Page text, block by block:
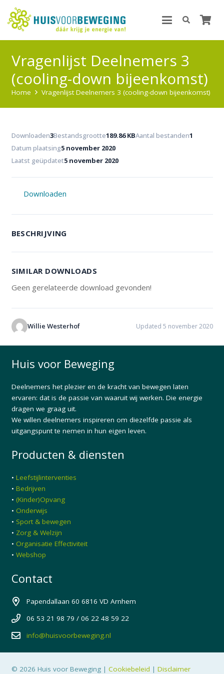
Vragenlijst Deelnemers 3
(cooling-down bijeenkomst)
Home Vragenlijst Deelnemers 3 (cooling-down bijeenkomst)
Downloaden3Bestandsgrootte189.86 KBAantal bestanden1
Datum plaatsing5 november 2020
Laatst geüpdatet5 november 2020
Downloaden
BESCHRIJVING
SIMILAR DOWNLOADS
Geen gerelateerde download gevonden!
Willie Westerhof Updated 5 november 2020
Huis voor Beweging
Deelnemers het plezier en de kracht van bewegen laten
ervaren: dat is de passie van waaruit wij werken. Die energie
dragen we graag uit.
We willen deelnemers inspireren om diezelfde passie als
uitgangspunt te nemen in hun eigen leven.
Producten & diensten
• Leefstijlinterventies
• Bedrijven
• (Kinder)Opvang
• Onderwijs
• Sport & bewegen
• Zorg & Welzijn
• Organisatie Effectiviteit
• Webshop
Contact
Papendallaan 60 6816 VD Arnhem
06 53 21 98 79 / 06 22 48 59 22
info@huisvoorbeweging.nl
© 2026 Huis voor Beweging | Cookiebeleid | Disclaimer